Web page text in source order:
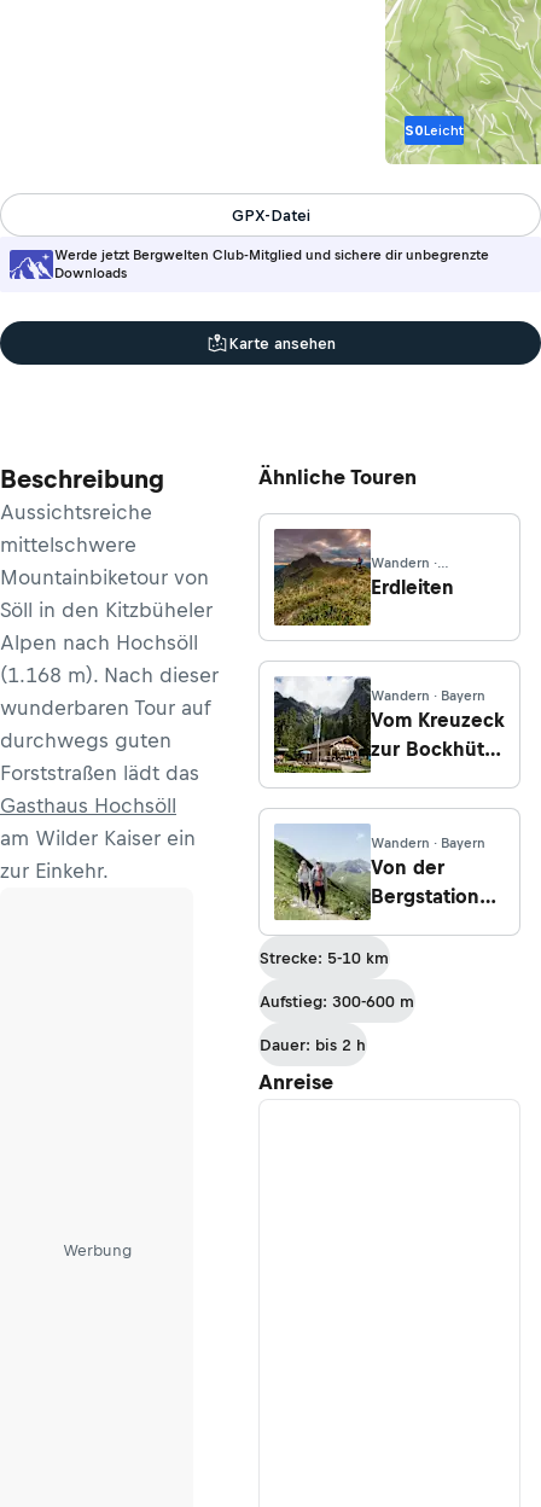
S0Leicht
Werde jetzt Bergwelten Club-Mitglied und sichere dir unbegrenzte
Downloads
GPX-Datei
Karte ansehen
Beschreibung
Aussichtsreiche
mittelschwere
Mountainbiketour von
Söll in den Kitzbüheler
Alpen nach Hochsöll
(1.168 m). Nach dieser
wunderbaren Tour auf
durchwegs guten
Forststraßen lädt das
Gasthaus Hochsöll
am Wilder Kaiser ein
zur Einkehr.
Werbung
Ähnliche Touren
Wandern ·
Oberösterreich
Erdleiten
Wandern · Bayern
Vom Kreuzeck
zur Bockhütte
zur
Partnachalm
Wandern · Bayern
Von der
Bergstation
Söllereckbahn
über das
Fellhorn zur
Strecke: 5-10 km
Aufstieg: 300-600 m
Dauer: bis 2 h
Anreise